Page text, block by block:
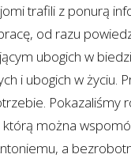
trafili z ponurą
od razu
ubogich w
i ubogich w życiu.
Pokazaliśmy
można
a